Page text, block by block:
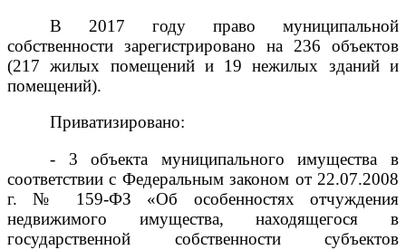
В 2017 году право муниципальной
собственности зарегистрировано на 236 объектов
(217 жилых помещений и 19 нежилых зданий и
помещений).
Приватизировано:
- 3 объекта муниципального имущества в
соответствии с Федеральным законом от 22.07.2008
г. № 159-ФЗ «Об особенностях отчуждения
недвижимого имущества, находящегося в
государственной собственности субъектов